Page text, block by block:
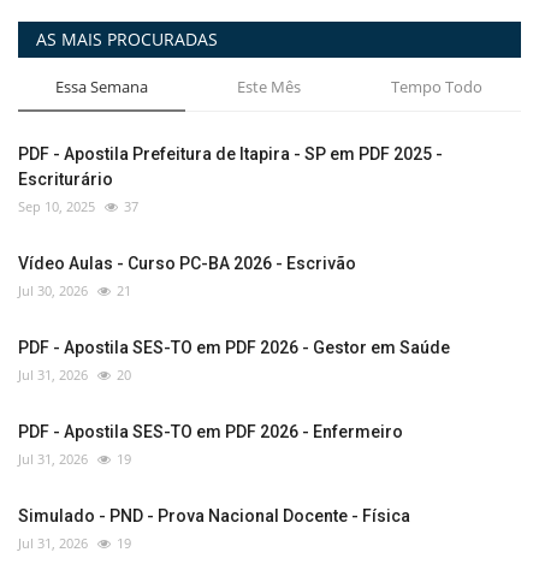
AS MAIS PROCURADAS
Essa Semana Este Mês Tempo Todo
PDF - Apostila Prefeitura de Itapira - SP em PDF 2025 -
Escriturário
Sep 10, 2025 37
Vídeo Aulas - Curso PC-BA 2026 - Escrivão
Jul 30, 2026 21
PDF - Apostila SES-TO em PDF 2026 - Gestor em Saúde
Jul 31, 2026 20
PDF - Apostila SES-TO em PDF 2026 - Enfermeiro
Jul 31, 2026 19
Simulado - PND - Prova Nacional Docente - Física
Jul 31, 2026 19